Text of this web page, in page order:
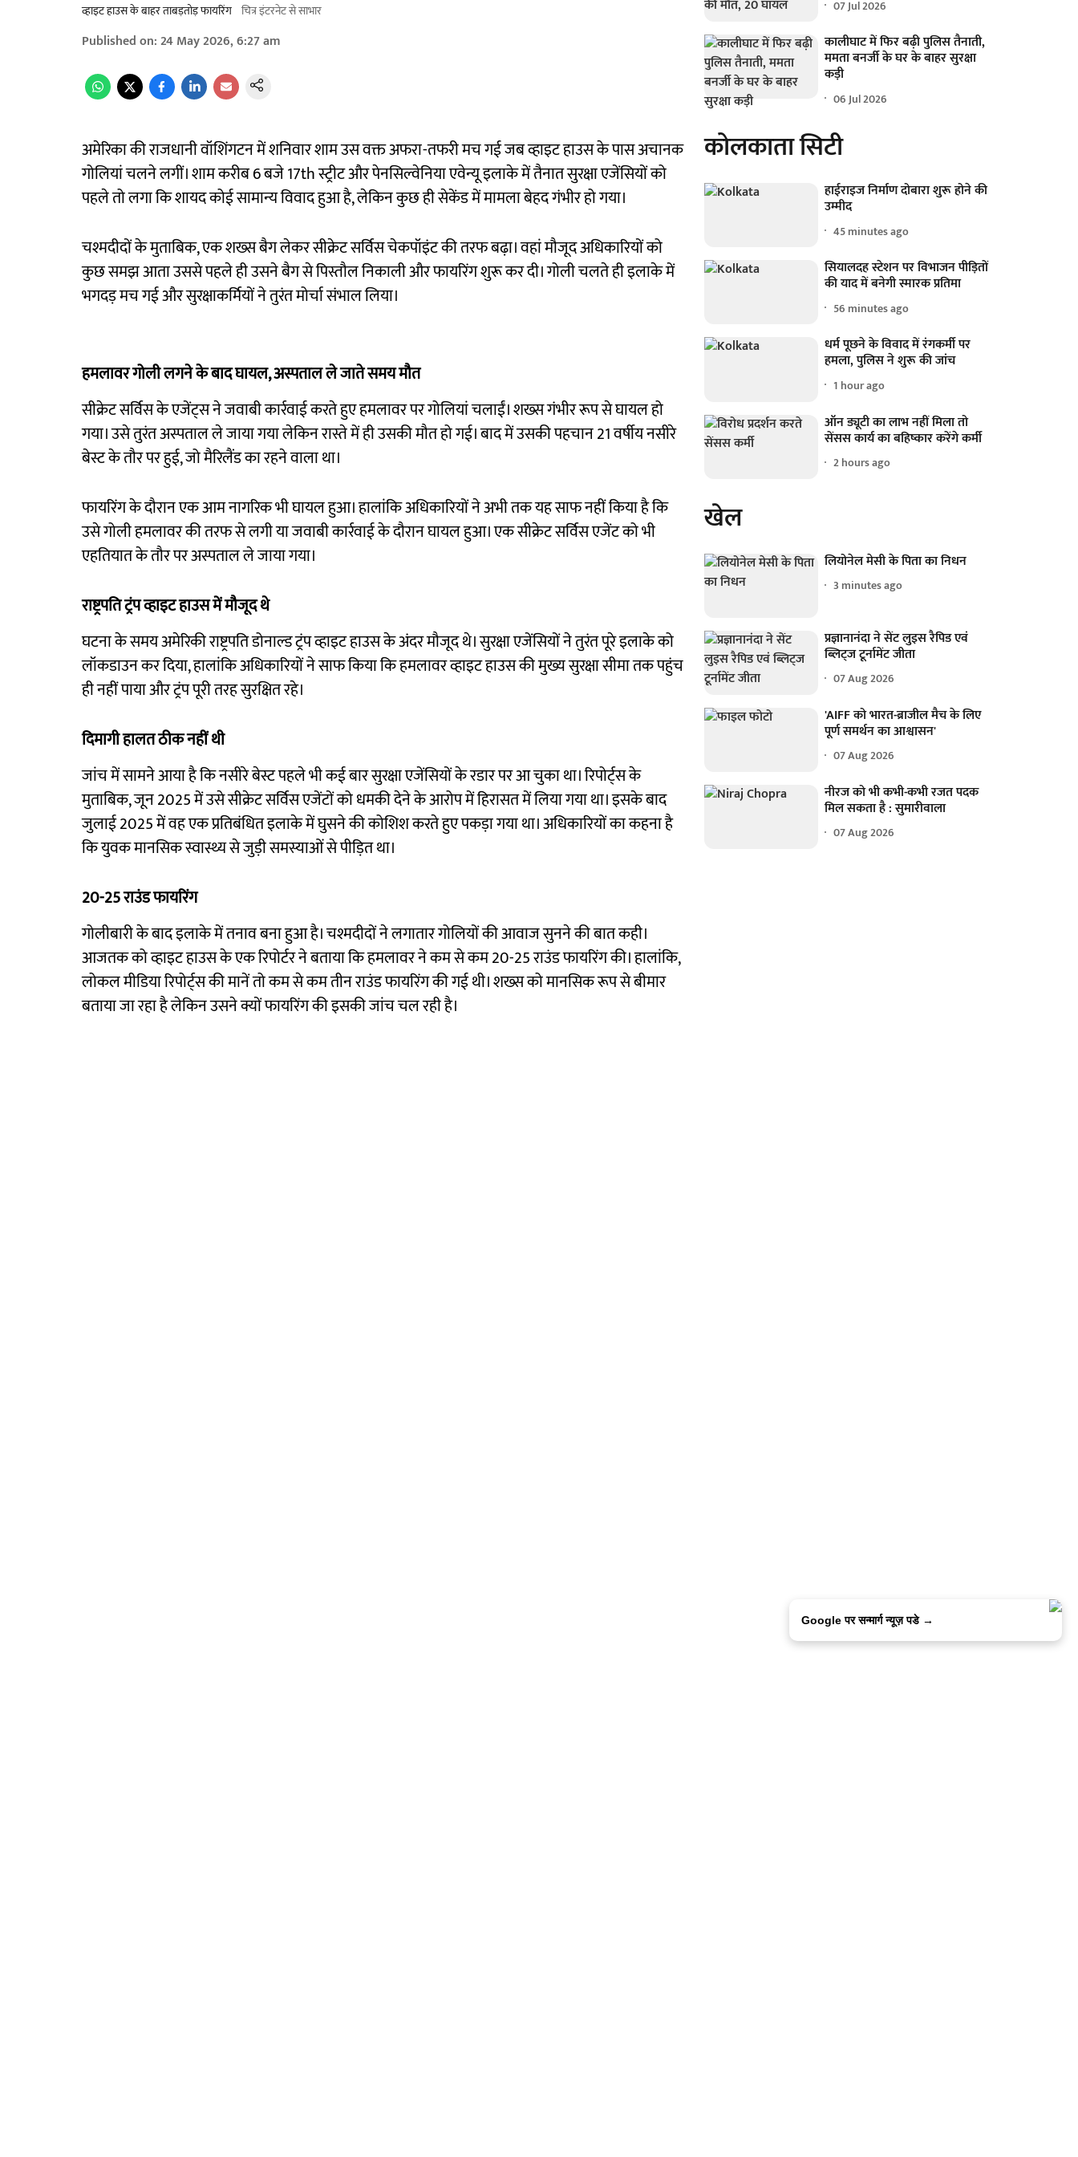
व्हाइट हाउस के बाहर ताबड़तोड़ फायरिंग चित्र इंटरनेट से साभार
Published on:24 May 2026, 6:27 am
अमेरिका की राजधानी वॉशिंगटन में शनिवार शाम उस वक्त अफरा-तफरी मच गई जब व्हाइट हाउस के पास अचानक
गोलियां चलने लगीं। शाम करीब 6 बजे 17th स्ट्रीट और पेनसिल्वेनिया एवेन्यू इलाके में तैनात सुरक्षा एजेंसियों को
पहले तो लगा कि शायद कोई सामान्य विवाद हुआ है, लेकिन कुछ ही सेकेंड में मामला बेहद गंभीर हो गया।
चश्मदीदों के मुताबिक, एक शख्स बैग लेकर सीक्रेट सर्विस चेकपॉइंट की तरफ बढ़ा। वहां मौजूद अधिकारियों को
कुछ समझ आता उससे पहले ही उसने बैग से पिस्तौल निकाली और फायरिंग शुरू कर दी। गोली चलते ही इलाके में
भगदड़ मच गई और सुरक्षाकर्मियों ने तुरंत मोर्चा संभाल लिया।
हमलावर गोली लगने के बाद घायल, अस्पताल ले जाते समय मौत
सीक्रेट सर्विस के एजेंट्स ने जवाबी कार्रवाई करते हुए हमलावर पर गोलियां चलाईं। शख्स गंभीर रूप से घायल हो
गया। उसे तुरंत अस्पताल ले जाया गया लेकिन रास्ते में ही उसकी मौत हो गई। बाद में उसकी पहचान 21 वर्षीय नसीरे
बेस्ट के तौर पर हुई, जो मैरिलैंड का रहने वाला था।
फायरिंग के दौरान एक आम नागरिक भी घायल हुआ। हालांकि अधिकारियों ने अभी तक यह साफ नहीं किया है कि
उसे गोली हमलावर की तरफ से लगी या जवाबी कार्रवाई के दौरान घायल हुआ। एक सीक्रेट सर्विस एजेंट को भी
एहतियात के तौर पर अस्पताल ले जाया गया।
राष्ट्रपति ट्रंप व्हाइट हाउस में मौजूद थे
घटना के समय अमेरिकी राष्ट्रपति डोनाल्ड ट्रंप व्हाइट हाउस के अंदर मौजूद थे। सुरक्षा एजेंसियों ने तुरंत पूरे इलाके को
लॉकडाउन कर दिया, हालांकि अधिकारियों ने साफ किया कि हमलावर व्हाइट हाउस की मुख्य सुरक्षा सीमा तक पहुंच
ही नहीं पाया और ट्रंप पूरी तरह सुरक्षित रहे।
दिमागी हालत ठीक नहीं थी
जांच में सामने आया है कि नसीरे बेस्ट पहले भी कई बार सुरक्षा एजेंसियों के रडार पर आ चुका था। रिपोर्ट्स के
मुताबिक, जून 2025 में उसे सीक्रेट सर्विस एजेंटों को धमकी देने के आरोप में हिरासत में लिया गया था। इसके बाद
जुलाई 2025 में वह एक प्रतिबंधित इलाके में घुसने की कोशिश करते हुए पकड़ा गया था। अधिकारियों का कहना है
कि युवक मानसिक स्वास्थ्य से जुड़ी समस्याओं से पीड़ित था।
20-25 राउंड फायरिंग
गोलीबारी के बाद इलाके में तनाव बना हुआ है। चश्मदीदों ने लगातार गोलियों की आवाज सुनने की बात कही।
आजतक को व्हाइट हाउस के एक रिपोर्टर ने बताया कि हमलावर ने कम से कम 20-25 राउंड फायरिंग की। हालांकि,
लोकल मीडिया रिपोर्ट्स की मानें तो कम से कम तीन राउंड फायरिंग की गई थी। शख्स को मानसिक रूप से बीमार
बताया जा रहा है लेकिन उसने क्यों फायरिंग की इसकी जांच चल रही है।
07 Jul 2026
कालीघाट में फिर बढ़ी पुलिस तैनाती,
ममता बनर्जी के घर के बाहर सुरक्षा
कड़ी
06 Jul 2026
कोलकाता सिटी
हाईराइज निर्माण दोबारा शुरू होने की
उम्मीद
45 minutes ago
सियालदह स्टेशन पर विभाजन पीड़ितों
की याद में बनेगी स्मारक प्रतिमा
56 minutes ago
धर्म पूछने के विवाद में रंगकर्मी पर
हमला, पुलिस ने शुरू की जांच
1 hour ago
ऑन ड्यूटी का लाभ नहीं मिला तो
सेंसस कार्य का बहिष्कार करेंगे कर्मी
2 hours ago
खेल
लियोनेल मेसी के पिता का निधन
3 minutes ago
प्रज्ञानानंदा ने सेंट लुइस रैपिड एवं
ब्लिट्ज टूर्नामेंट जीता
07 Aug 2026
'AIFF को भारत-ब्राजील मैच के लिए
पूर्ण समर्थन का आश्वासन'
07 Aug 2026
नीरज को भी कभी-कभी रजत पदक
मिल सकता है : सुमारीवाला
07 Aug 2026
Google पर सन्मार्ग न्यूज़ पडे →